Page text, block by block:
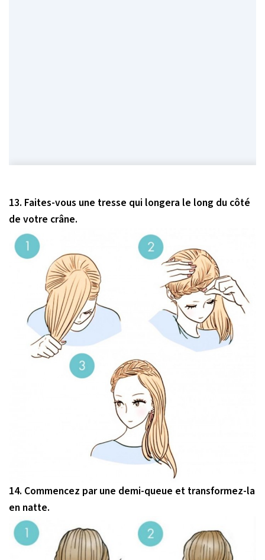
13. Faites-vous une tresse qui longera le long du côté
de votre crâne.
14. Commencez par une demi-queue et transformez-la
en natte.